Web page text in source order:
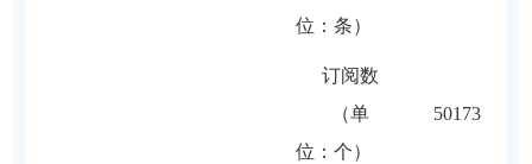
位：条）
订阅数
（单
位：个）
50173